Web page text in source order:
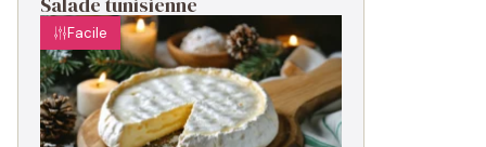
Facile